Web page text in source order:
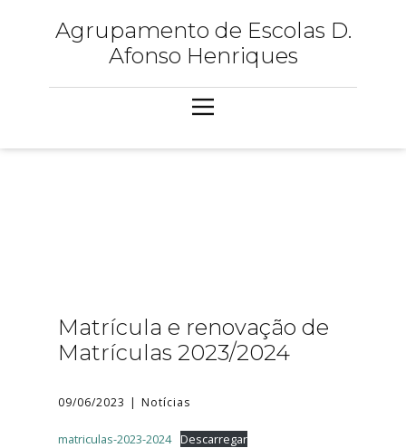
Agrupamento de Escolas D.
Afonso Henriques
Matrícula e renovação de
Matrículas 2023/2024
09/06/2023 Notícias
matriculas-2023-2024 Descarregar